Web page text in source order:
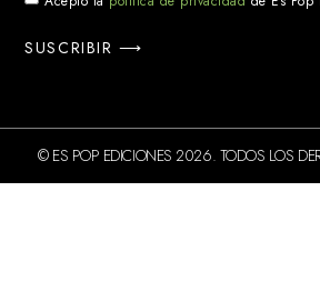
SUSCRIBIR ⟶
© ES POP EDICIONES 2026. TODOS LOS